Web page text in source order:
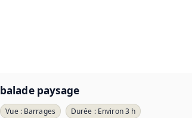
paysage
Vue : Barrages
Durée : Environ 3 h